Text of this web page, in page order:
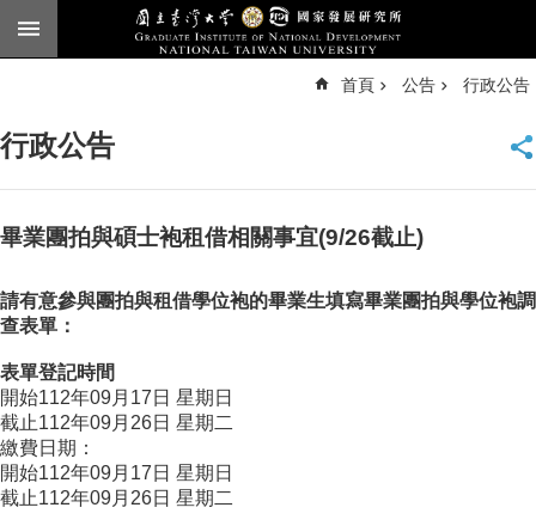
跳到主要內容區塊
臺
頁
公
告
本
所
簡
介
本
首頁 公告 行政公告
行政公告
畢業團拍與碩士袍租借相關事宜(9/26截止)
請有意參與團拍與租借學位袍的畢業生填寫畢業團拍與學位袍調
查表單：
表單登記時間
開始112年09月17日 星期日
截止112年09月26日 星期二
繳費日期：
開始112年09月17日 星期日
截止112年09月26日 星期二